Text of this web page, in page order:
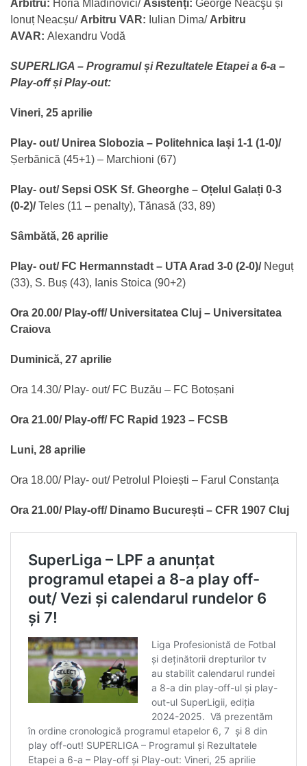
Arbitru: Horia Mladinovici/ Asistenți: George Neacşu și
Ionuț Neacșu/ Arbitru VAR: Iulian Dima/ Arbitru
AVAR: Alexandru Vodă
SUPERLIGA – Programul și Rezultatele Etapei a 6-a –
Play-off și Play-out:
Vineri, 25 aprilie
Play- out/ Unirea Slobozia – Politehnica Iași 1-1 (1-0)/
Șerbănică (45+1) – Marchioni (67)
Play- out/ Sepsi OSK Sf. Gheorghe – Oțelul Galați 0-3
(0-2)/Teles (11 – penalty), Tănasă (33, 89)
Sâmbătă, 26 aprilie
Play- out/ FC Hermannstadt – UTA Arad 3-0 (2-0)/ Neguț
(33), S. Buș (43), Ianis Stoica (90+2)
Ora 20.00/ Play-off/ Universitatea Cluj – Universitatea
Craiova
Duminică, 27 aprilie
Ora 14.30/ Play- out/ FC Buzău – FC Botoșani
Ora 21.00/ Play-off/ FC Rapid 1923 – FCSB
Luni, 28 aprilie
Ora 18.00/ Play- out/ Petrolul Ploiești – Farul Constanța
Ora 21.00/ Play-off/ Dinamo București – CFR 1907 Cluj